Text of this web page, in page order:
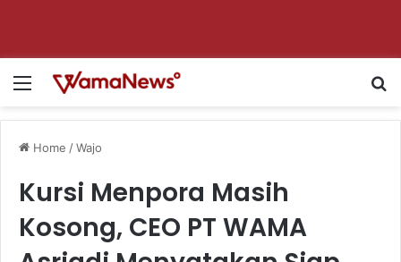
Menu
Home /Wajo
Kursi Menpora Masih
Kosong, CEO PT WAMA